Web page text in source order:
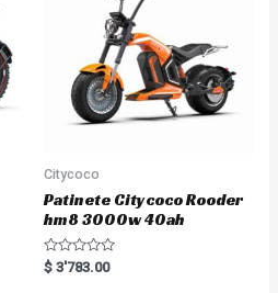
Citycoco
Patinete Citycoco Rooder
hm8 3000w 40ah
R
a
$ 3'783.00